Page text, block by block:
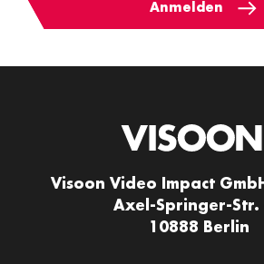
Anmelden
Visoon Video Impact
Axel-Springer-Str.
10888 Berlin